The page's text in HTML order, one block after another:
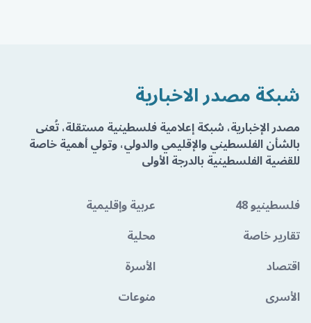
شبكة مصدر الاخبارية
مصدر الإخبارية، شبكة إعلامية فلسطينية مستقلة، تُعنى
بالشأن الفلسطيني والإقليمي والدولي، وتولي أهمية خاصة
للقضية الفلسطينية بالدرجة الأولى
فلسطينيو 48
عربية وإقليمية
تقارير خاصة
محلية
اقتصاد
الأسرة
الأسرى
منوعات